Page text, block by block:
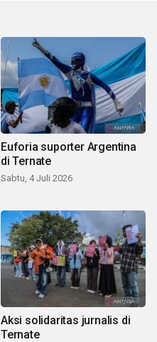
Euforia suporter Argentina
di Ternate
Sabtu, 4 Juli 2026
Aksi solidaritas jurnalis di
Ternate